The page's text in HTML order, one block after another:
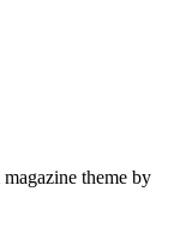
theme by